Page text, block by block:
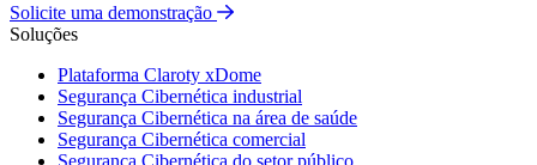
Solicite uma demonstração
Soluções
Plataforma Claroty xDome
Segurança Cibernética industrial
Segurança Cibernética na área de saúde
Segurança Cibernética comercial
Segurança Cibernética do setor público